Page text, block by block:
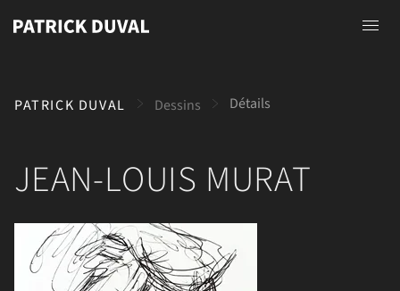
A propos
Peintures
Dessins
Contact
PATRICK DUVAL Dessins Détails
JEAN-LOUIS MURAT